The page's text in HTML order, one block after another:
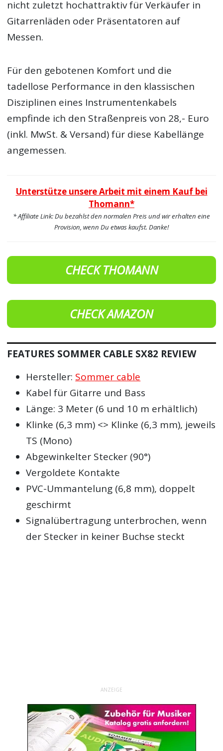
nicht zuletzt hochattraktiv für Verkäufer in
Gitarrenläden oder Präsentatoren auf
Messen.
Für den gebotenen Komfort und die
tadellose Performance in den klassischen
Disziplinen eines Instrumentenkabels
empfinde ich den Straßenpreis von 28,- Euro
(inkl. MwSt. & Versand) für diese Kabellänge
angemessen.
Unterstütze unsere Arbeit mit einem Kauf bei
Thomann*
* Affiliate Link: Du bezahlst den normalen Preis und wir erhalten eine
Provision, wenn Du etwas kaufst. Danke!
CHECK THOMANN
CHECK AMAZON
FEATURES SOMMER CABLE SX82 REVIEW
Hersteller: Sommer cable
Kabel für Gitarre und Bass
Länge: 3 Meter (6 und 10 m erhältlich)
Klinke (6,3 mm) <> Klinke (6,3 mm), jeweils
TS (Mono)
Abgewinkelter Stecker (90°)
Vergoldete Kontakte
PVC-Ummantelung (6,8 mm), doppelt
geschirmt
Signalübertragung unterbrochen, wenn
der Stecker in keiner Buchse steckt
ANZEIGE